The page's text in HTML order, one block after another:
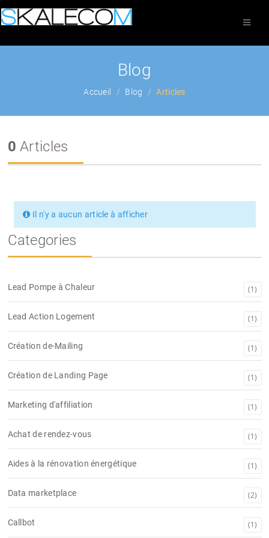
Blog
Accueil Blog Articles
0 Articles
Il n'y a aucun article à afficher
Categories
Lead Pompe à Chaleur (1)
Lead Action Logement (1)
Création de-Mailing (1)
Création de Landing Page (1)
Marketing d'affiliation (1)
Achat de rendez-vous (1)
Aides à la rénovation énergétique (1)
Data marketplace (2)
Callbot (1)